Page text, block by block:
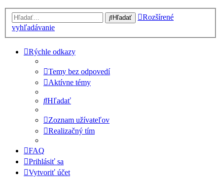
Hľadať
Rozšírené
vyhľadávanie
Rýchle odkazy
Temy bez odpovedí
Aktívne témy
Hľadať
Zoznam užívateľov
Realizačný tím
FAQ
Prihlásiť sa
Vytvoriť účet